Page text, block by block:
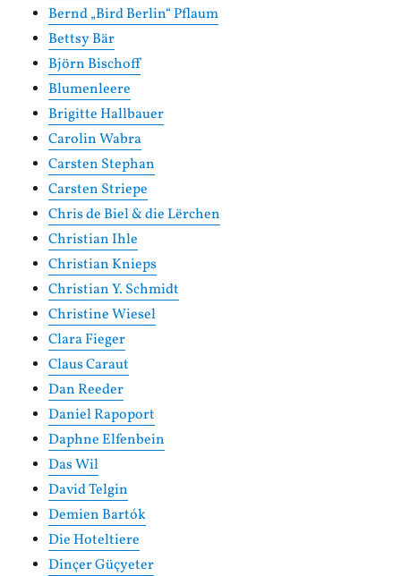
Bernd „Bird Berlin“ Pflaum
Bettsy Bär
Björn Bischoff
Blumenleere
Brigitte Hallbauer
Carolin Wabra
Carsten Stephan
Carsten Striepe
Chris de Biel & die Lërchen
Christian Ihle
Christian Knieps
Christian Y. Schmidt
Christine Wiesel
Clara Fieger
Claus Caraut
Dan Reeder
Daniel Rapoport
Daphne Elfenbein
Das Wil
David Telgin
Demien Bartók
Die Hoteltiere
Dinçer Güçyeter